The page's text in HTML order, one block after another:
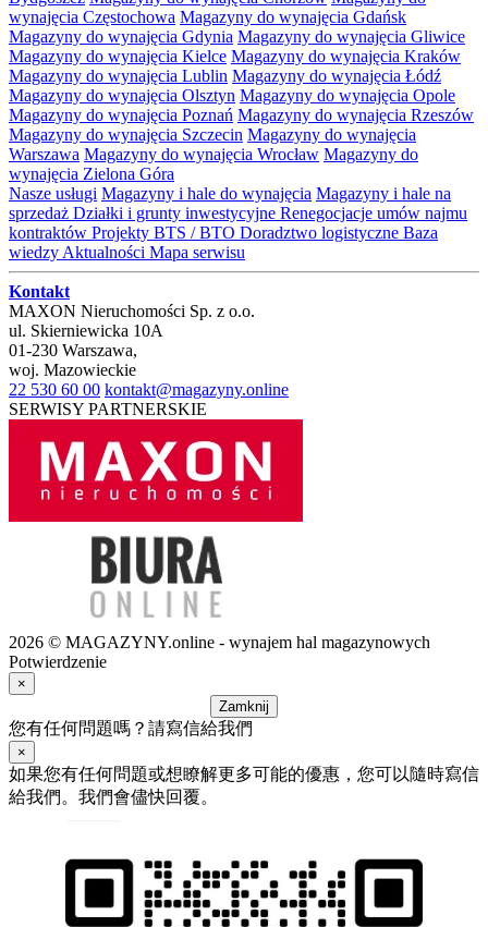
wynajęcia Częstochowa Magazyny do wynajęcia Gdańsk
Magazyny do wynajęcia Gdynia Magazyny do wynajęcia Gliwice
Magazyny do wynajęcia Kielce Magazyny do wynajęcia Kraków
Magazyny do wynajęcia Lublin Magazyny do wynajęcia Łódź
Magazyny do wynajęcia Olsztyn Magazyny do wynajęcia Opole
Magazyny do wynajęcia Poznań Magazyny do wynajęcia Rzeszów
Magazyny do wynajęcia Szczecin Magazyny do wynajęcia
Warszawa Magazyny do wynajęcia Wrocław Magazyny do
wynajęcia Zielona Góra
Nasze usługi Magazyny i hale do wynajęcia Magazyny i hale na
sprzedaż Działki i grunty inwestycyjne Renegocjacje umów najmu
kontraktów Projekty BTS / BTO Doradztwo logistyczne Baza
wiedzy Aktualności Mapa serwisu
Kontakt
MAXON Nieruchomości Sp. z o.o.
ul. Skierniewicka 10A
01-230 Warszawa,
woj. Mazowieckie
22 530 60 00 kontakt@magazyny.online
SERWISY PARTNERSKIE
2026 © MAGAZYNY.online - wynajem hal magazynowych
Potwierdzenie
×
Zamknij
您有任何問題嗎？請寫信給我們
×
如果您有任何問題或想瞭解更多可能的優惠，您可以隨時寫信
給我們。我們會儘快回覆。